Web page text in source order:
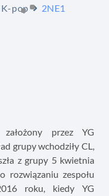
pop 2NE1
założony przez YG
grupy wchodziły CL,
z grupy 5 kwietnia
rozwiązaniu zespołu
roku, kiedy YG